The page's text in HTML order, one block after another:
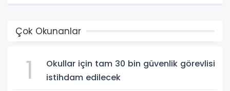
Çok Okunanlar
1
Okullar için tam 30 bin güvenlik görevlisi
istihdam edilecek